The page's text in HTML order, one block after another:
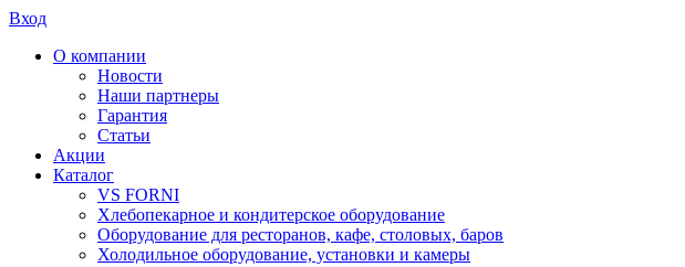
Вход
О компании
Новости
Наши партнеры
Гарантия
Статьи
Акции
Каталог
VS FORNI
Хлебопекарное и кондитерское оборудование
Оборудование для ресторанов, кафе, столовых, баров
Холодильное оборудование, установки и камеры